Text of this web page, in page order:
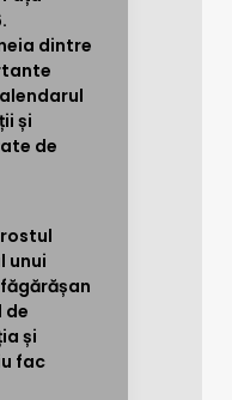
dintre
și
de
unui
de
și
fac